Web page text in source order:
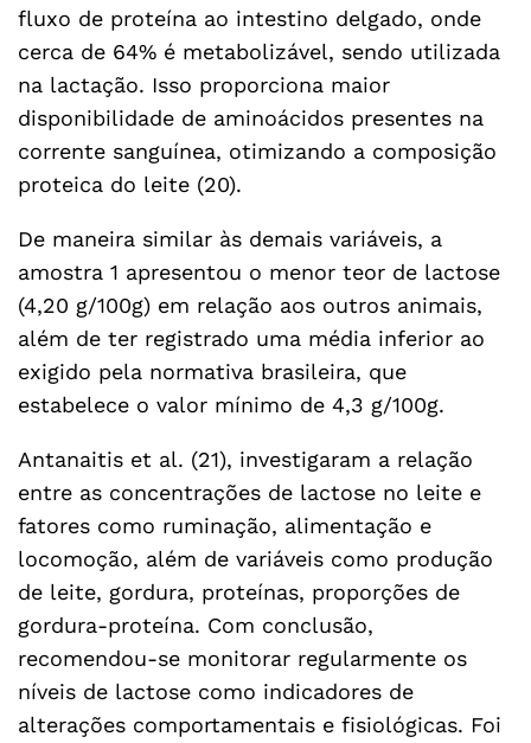
fluxo de proteína ao intestino delgado, onde
cerca de 64% é metabolizável, sendo utilizada
na lactação. Isso proporciona maior
disponibilidade de aminoácidos presentes na
corrente sanguínea, otimizando a composição
proteica do leite (20).
De maneira similar às demais variáveis, a
amostra 1 apresentou o menor teor de lactose
(4,20 g/100g) em relação aos outros animais,
além de ter registrado uma média inferior ao
exigido pela normativa brasileira, que
estabelece o valor mínimo de 4,3 g/100g.
Antanaitis et al. (21), investigaram a relação
entre as concentrações de lactose no leite e
fatores como ruminação, alimentação e
locomoção, além de variáveis como produção
de leite, gordura, proteínas, proporções de
gordura-proteína. Com conclusão,
recomendou-se monitorar regularmente os
níveis de lactose como indicadores de
alterações comportamentais e fisiológicas. Foi